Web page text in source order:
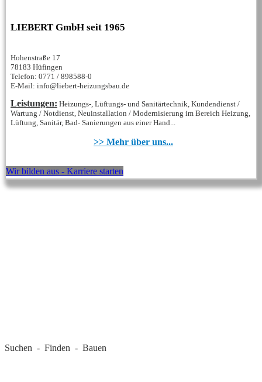
LIEBERT GmbH seit 1965
Hohenstraße 17
78183 Hüfingen
Telefon: 0771 / 898588-0
E-Mail: info@liebert-heizungsbau.de
Leistungen: Heizungs-, Lüftungs- und Sanitärtechnik, Kundendienst /
Wartung / Notdienst, Neuinstallation / Modernisierung im Bereich Heizung,
Lüftung, Sanitär, Bad- Sanierungen aus einer Hand...
>> Mehr über uns...
Wir bilden aus - Karriere starten
Suchen - Finden - Bauen